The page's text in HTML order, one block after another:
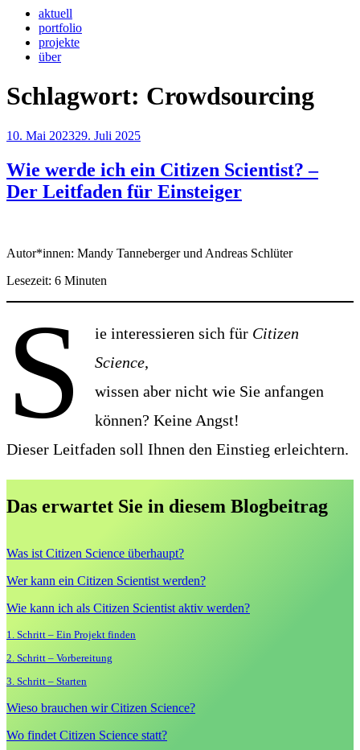
aktuell
portfolio
projekte
über
Schlagwort: Crowdsourcing
Veröffentlicht
10. Mai 202329. Juli 2025
Wie werde ich ein Citizen Scientist? –
Der Leitfaden für Einsteiger
Autor*innen: Mandy Tanneberger und Andreas Schlüter
Lesezeit: 6 Minuten
S ie interessieren sich für Citizen
Science,
wissen aber nicht wie Sie anfangen
können? Keine Angst!
Dieser Leitfaden soll Ihnen den Einstieg erleichtern.
Das erwartet Sie in diesem Blogbeitrag
Was ist Citizen Science überhaupt?
Wer kann ein Citizen Scientist werden?
Wie kann ich als Citizen Scientist aktiv werden?
1. Schritt – Ein Projekt finden
2. Schritt – Vorbereitung
3. Schritt – Starten
Wieso brauchen wir Citizen Science?
Wo findet Citizen Science statt?